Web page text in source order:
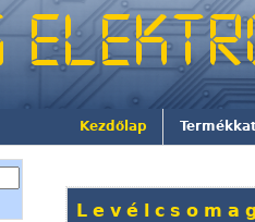
Kezdőlap